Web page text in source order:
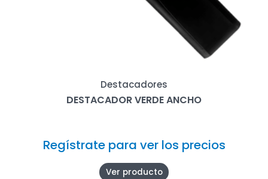
Destacadores
DESTACADOR VERDE ANCHO
Regístrate para ver los precios
Ver producto